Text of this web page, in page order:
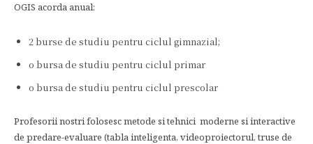
OGIS acorda anual:
2 burse de studiu pentru ciclul gimnazial;
o bursa de studiu pentru ciclul primar
o bursa de studiu pentru ciclul prescolar
Profesorii nostri folosesc metode si tehnici moderne si interactive
de predare-evaluare (tabla inteligenta, videoproiectorul, truse de